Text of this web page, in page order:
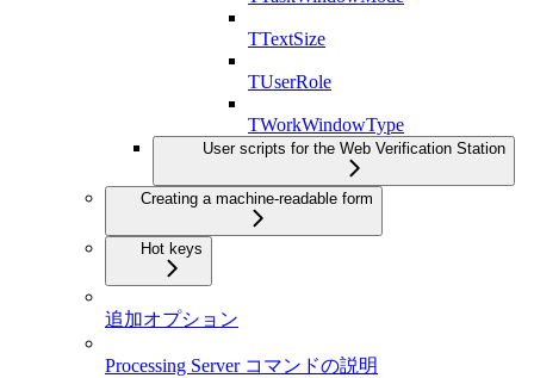
TTextSize
TUserRole
TWorkWindowType
User scripts for the Web Verification Station
Creating a machine-readable form
Hot keys
追加オプション
Processing Server コマンドの説明